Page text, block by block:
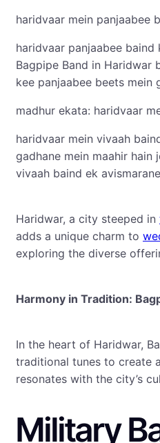
haridvaar mein panjaabee
haridvaar panjaabee
Bagpipe Band in Haridwar
kee panjaabee beets mein
madhur ekata: haridvaar
haridvaar mein vivaah
gadhane mein maahir hain
vivaah baind ek
Haridwar, a city steeped in
adds a unique charm to
exploring the diverse
Harmony in Tradition:
In the heart of Haridwar,
traditional tunes to create
resonates with the city’s
Military